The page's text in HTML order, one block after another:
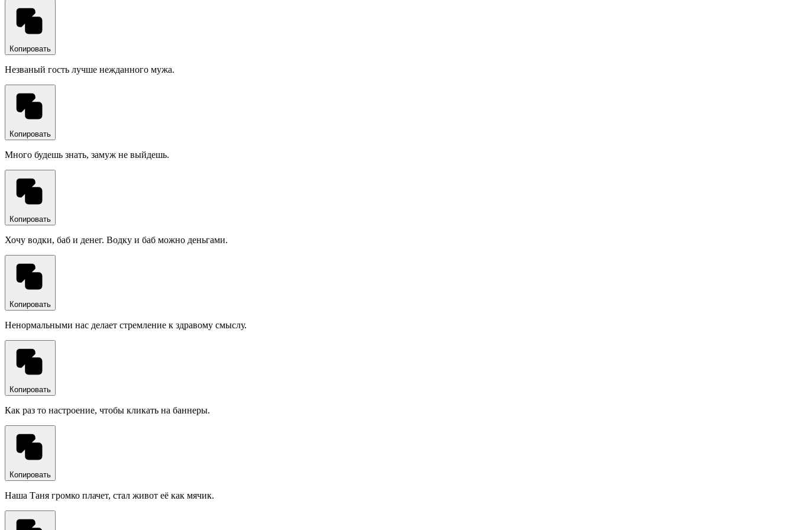
Копировать
Незваный гость лучше нежданного мужа.
Копировать
Много будешь знать, замуж не выйдешь.
Копировать
Хочу водки, баб и денег. Водку и баб можно деньгами.
Копировать
Ненормальными нас делает стремление к здравому смыслу.
Копировать
Как раз то настроение, чтобы кликать на баннеры.
Копировать
Наша Таня громко плачет, стал живот её как мячик.